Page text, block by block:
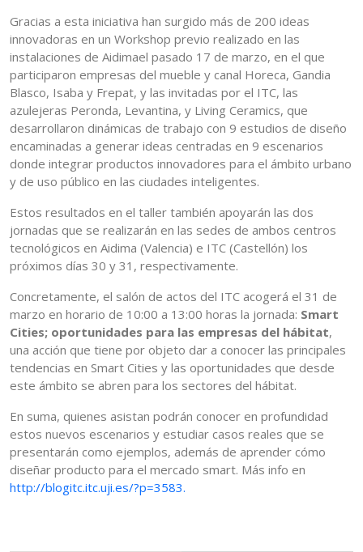
Gracias a esta iniciativa han surgido más de 200 ideas
innovadoras en un Workshop previo realizado en las
instalaciones de Aidimael pasado 17 de marzo, en el que
participaron empresas del mueble y canal Horeca, Gandia
Blasco, Isaba y Frepat, y las invitadas por el ITC, las
azulejeras Peronda, Levantina, y Living Ceramics, que
desarrollaron dinámicas de trabajo con 9 estudios de diseño
encaminadas a generar ideas centradas en 9 escenarios
donde integrar productos innovadores para el ámbito urbano
y de uso público en las ciudades inteligentes.
Estos resultados en el taller también apoyarán las dos
jornadas que se realizarán en las sedes de ambos centros
tecnológicos en Aidima (Valencia) e ITC (Castellón) los
próximos días 30 y 31, respectivamente.
Concretamente, el salón de actos del ITC acogerá el 31 de
marzo en horario de 10:00 a 13:00 horas la jornada: Smart
Cities; oportunidades para las empresas del hábitat,
una acción que tiene por objeto dar a conocer las principales
tendencias en Smart Cities y las oportunidades que desde
este ámbito se abren para los sectores del hábitat.
En suma, quienes asistan podrán conocer en profundidad
estos nuevos escenarios y estudiar casos reales que se
presentarán como ejemplos, además de aprender cómo
diseñar producto para el mercado smart. Más info en
http://blogitc.itc.uji.es/?p=3583.